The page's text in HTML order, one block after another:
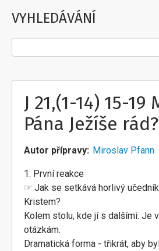
VYHLEDÁVÁNÍ
J 21,(1-14) 15-
Pána Ježíše rád?
Autor přípravy Miroslav Pfann
1. První reakce
☞ Jak se setkává horlivý
Kristem?
Kolem stolu, kde jí s dalšími. Je
otázkám.
Dramatická forma - třikrát, aby